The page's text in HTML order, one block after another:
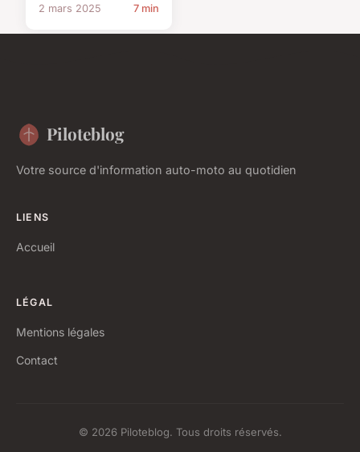
2 mars 2025 7 min
Piloteblog
Votre source d'information auto-moto au quotidien
LIENS
Accueil
LÉGAL
Mentions légales
Contact
© 2026 Piloteblog. Tous droits réservés.